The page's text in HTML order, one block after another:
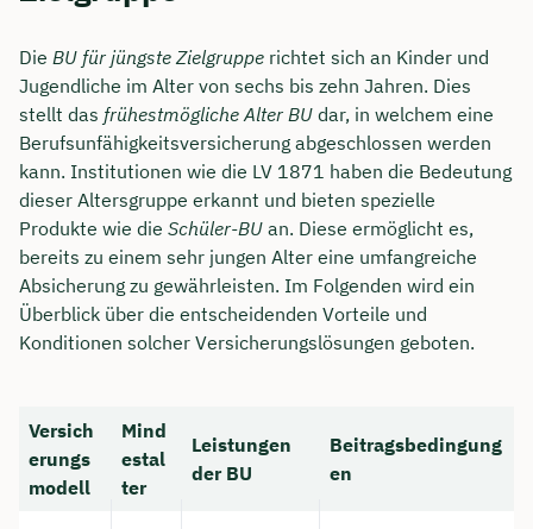
Die BU für jüngste Zielgruppe richtet sich an Kinder und
Jugendliche im Alter von sechs bis zehn Jahren. Dies
stellt das frühestmögliche Alter BU dar, in welchem eine
Berufsunfähigkeitsversicherung abgeschlossen werden
kann. Institutionen wie die LV 1871 haben die Bedeutung
dieser Altersgruppe erkannt und bieten spezielle
Produkte wie die Schüler-BU an. Diese ermöglicht es,
bereits zu einem sehr jungen Alter eine umfangreiche
Absicherung zu gewährleisten. Im Folgenden wird ein
Überblick über die entscheidenden Vorteile und
Konditionen solcher Versicherungslösungen geboten.
Versich
erungs
modell
Mind
estal
ter
Leistungen
der BU
Beitragsbedingung
en
Dauer: ca. 30 Minuten
Kostenfrei & unverbindlich
🗓️ Wählen Sie jetzt Ihren Wunschtermin:
Meeting buchen